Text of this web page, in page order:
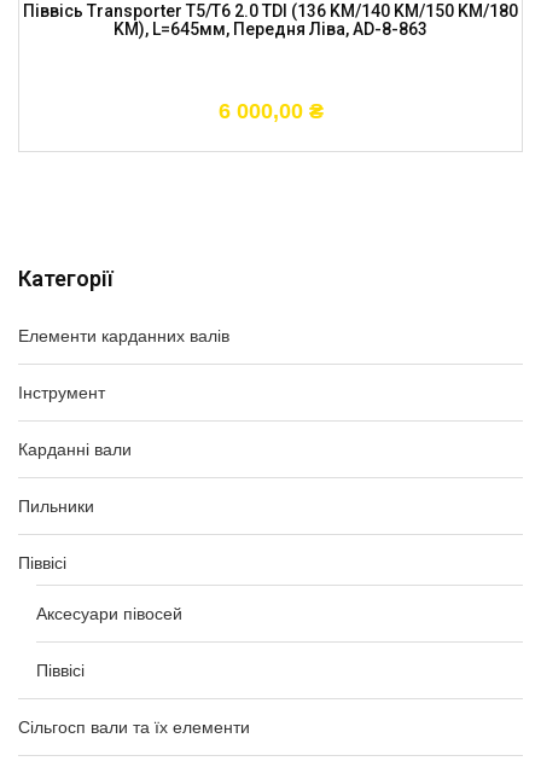
Категорії
Елементи карданних валів
Інструмент
Карданні вали
Пильники
Піввісі
Аксесуари півосей
Піввісі
Сільгосп вали та їх елементи
Піввісь Transporter T5/T6 2.0 TDI (136 KM/140 KM/150 KM/180
KM), L=645мм, Передня Ліва, AD-8-863
6 000,00 ₴